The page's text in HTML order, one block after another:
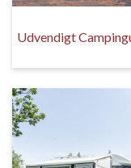
Udvendigt